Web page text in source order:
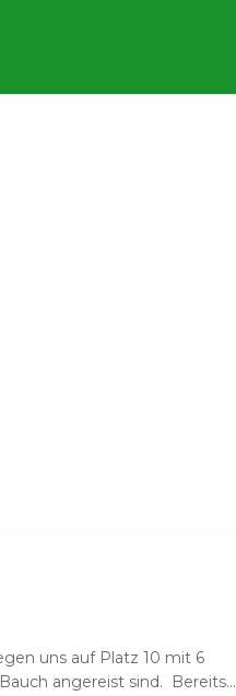
uns auf Platz 10 mit 6
angereist sind. Bereits...